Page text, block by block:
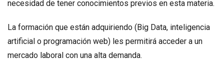
necesidad de tener conocimientos previos en esta materia.
La formación que están adquiriendo (Big Data, inteligencia
artificial o programación web) les permitirá acceder a un
mercado laboral con una alta demanda.